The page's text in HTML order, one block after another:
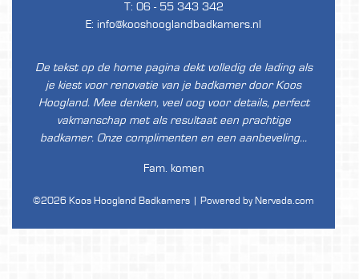
T: 06 - 55 343 342
E: info@kooshooglandbadkamers.nl
De tekst op de home pagina dekt volledig de lading als
je kiest voor renovatie van je badkamer door Koos
Hoogland. Mee denken, veel oog voor details, perfect
vakmanschap met als resultaat een prachtige
badkamer. Onze complimenten en een aanbeveling…
Fam. komen
©2026 Koos Hoogland Badkamers | Powered by Nervada.com